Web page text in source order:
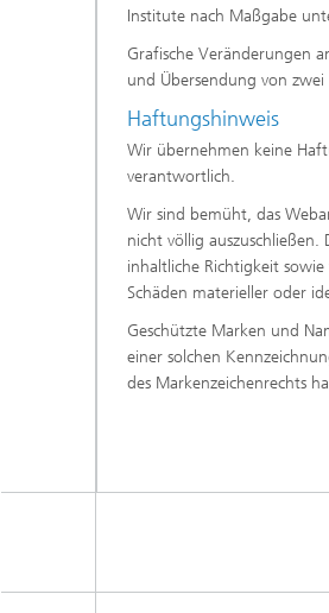
Institute nach Maßgabe
Grafische Veränderungen
und Übersendung von
Haftungshinweis
Wir übernehmen keine
verantwortlich.
Wir sind bemüht, das
nicht völlig
inhaltliche Richtigkeit
Schäden materieller oder
Geschützte Marken und
einer solchen
des Markenzeichenrechts